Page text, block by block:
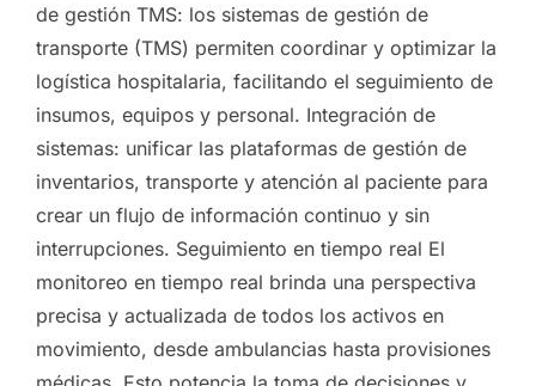
de gestión TMS: los sistemas de gestión de
transporte (TMS) permiten coordinar y optimizar la
logística hospitalaria, facilitando el seguimiento de
insumos, equipos y personal. Integración de
sistemas: unificar las plataformas de gestión de
inventarios, transporte y atención al paciente para
crear un flujo de información continuo y sin
interrupciones. Seguimiento en tiempo real El
monitoreo en tiempo real brinda una perspectiva
precisa y actualizada de todos los activos en
movimiento, desde ambulancias hasta provisiones